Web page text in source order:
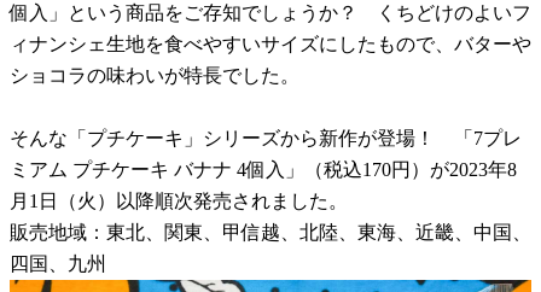
個入」という商品をご存知でしょうか？ くちどけのよいフ
ィナンシェ生地を食べやすいサイズにしたもので、バターや
ショコラの味わいが特長でした。
そんな「プチケーキ」シリーズから新作が登場！ 「7プレ
ミアム プチケーキ バナナ 4個入」（税込170円）が2023年8
月1日（火）以降順次発売されました。
販売地域：東北、関東、甲信越、北陸、東海、近畿、中国、
四国、九州